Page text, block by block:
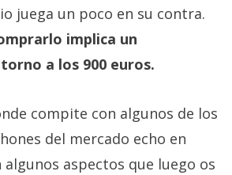
juega un poco en su contra.
implica un
a los 900 euros.
compite con algunos de los
del mercado echo en
aspectos que luego os